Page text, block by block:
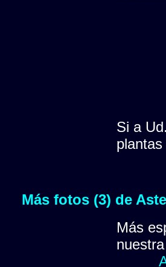
Si a
Más fotos (3) de
Más